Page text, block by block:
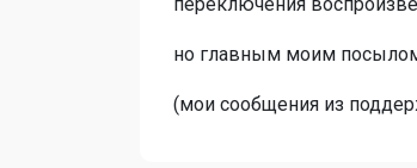
но главным моим
(мои сообщения из